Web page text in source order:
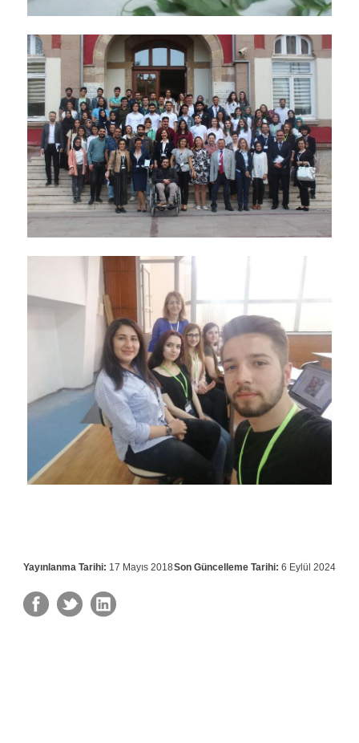
Yayınlanma Tarihi: 17 Mayıs 2018Son Güncelleme Tarihi: 6 Eylül 2024